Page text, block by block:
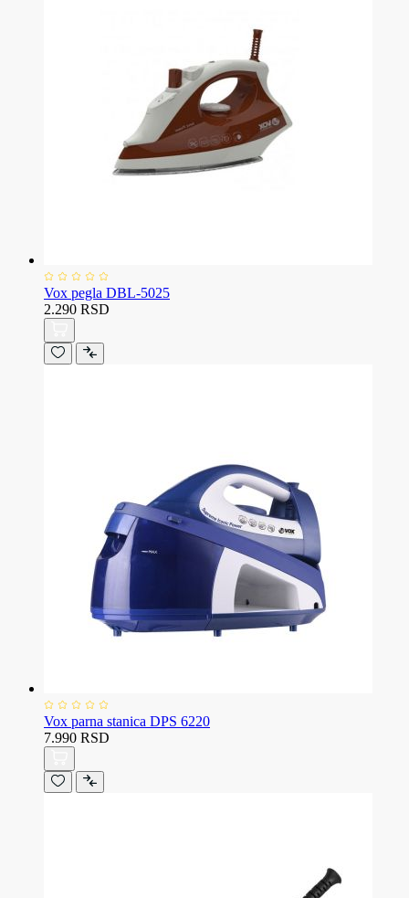
Vox pegla DBL-5025
2.290 RSD
Vox parna stanica DPS 6220
7.990 RSD